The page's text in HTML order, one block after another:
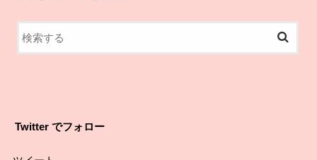
Twitter でフォロー